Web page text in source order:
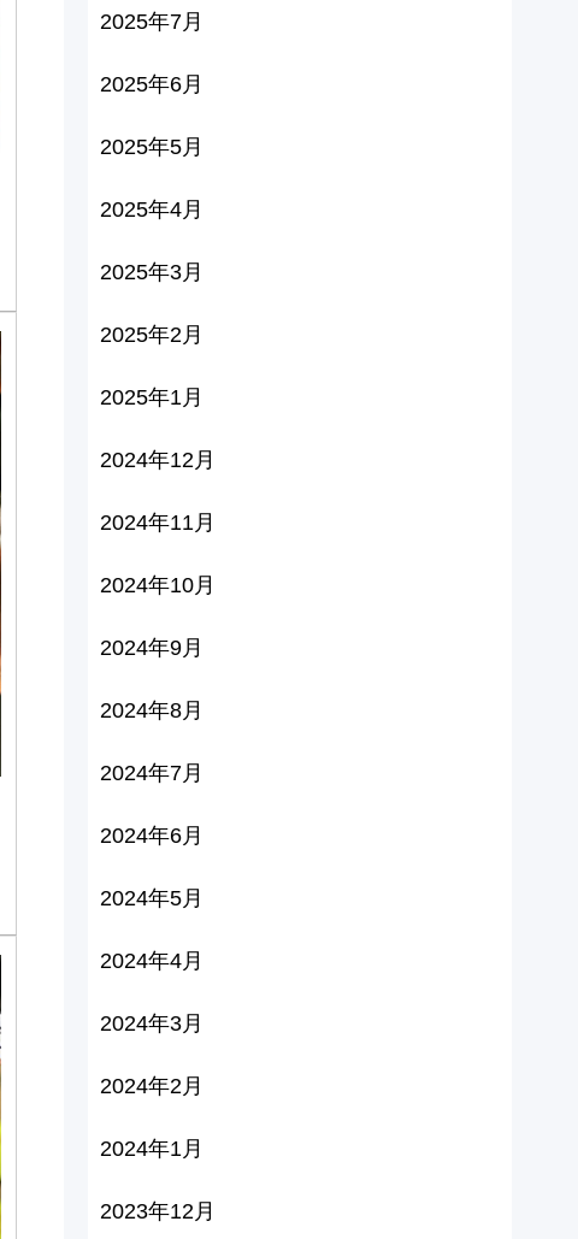
2025年7月
2025年6月
2025年5月
2025年4月
2025年3月
2025年2月
2025年1月
2024年12月
2024年11月
2024年10月
2024年9月
2024年8月
2024年7月
2024年6月
2024年5月
2024年4月
2024年3月
2024年2月
2024年1月
2023年12月